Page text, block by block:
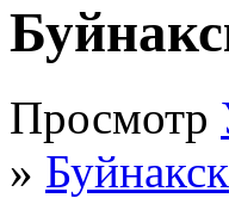
Просмотр
» Буйнакск